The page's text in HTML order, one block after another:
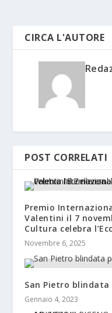
CIRCA L'AUTORE
POST CORRELATI
Premio
Valentini il 7
Cultura celebra
Novembre 6, 2025
San Pietro
Gennaio 4, 2023